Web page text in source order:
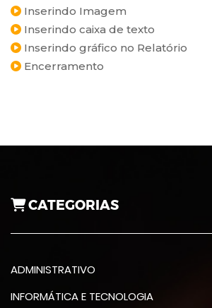
Inserindo Imagem
Inserindo caixa de texto
Inserindo gráfico no Relatório
Encerramento
CATEGORIAS
ADMINISTRATIVO
INFORMÁTICA E TECNOLOGIA